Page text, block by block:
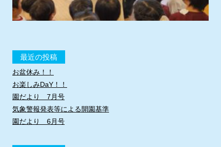
最近の投稿
お盆休み！！
お楽しみDaY！！
園だより 7月号
気象警報発表等による開園基準
園だより 6月号